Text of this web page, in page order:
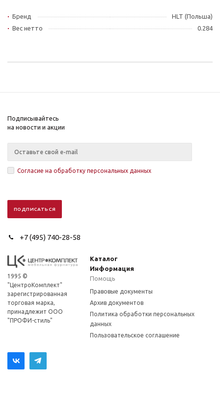
Бренд
HLT (Польша)
Вес нетто
0.284
Подписывайтесь
на новости и акции
Согласие на обработку персональных данных
+7 (495) 740-28-58
1995 ©
"ЦентроКомплект"
зарегистрированная
торговая марка,
принадлежит ООО
"ПРОФИ-стиль"
Каталог
Информация
Помощь
Правовые документы
Архив документов
Политика обработки персональных
данных
Пользовательское соглашение